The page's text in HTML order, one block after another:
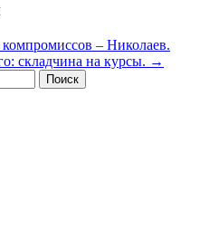
– Николаев.
складчина на курсы. →